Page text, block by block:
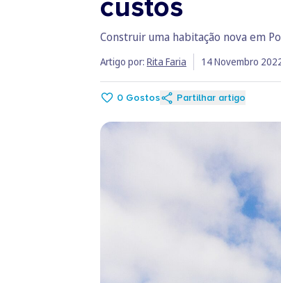
custos
Construir uma habitação nova em
Artigo por: Rita Faria 14 Novembro
0 Gostos Partilhar artigo